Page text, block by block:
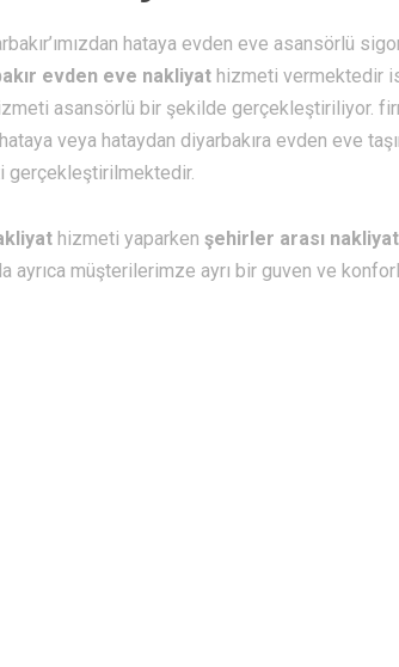
hataya evden eve asansörlü
evden eve nakliyat hizmeti vermektedir
asansörlü bir şekilde gerçekleştiriliyor.
veya hataydan diyarbakıra evden eve
gerçekleştirilmektedir.
hizmeti yaparken şehirler arası nakliyat
ayrıca müşterilerimze ayrı bir guven ve